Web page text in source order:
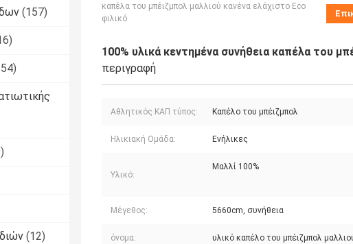
(157)
(12)
καπέλα του μπέιζμπολ μαλλιού κανένα ελάχιστο Eco
φιλικό
100% υλικά κεντημένα συνήθεια καπέλα του
περιγραφή
Αθλητικός ΚΑΠ τύπος: Καπέλο του μπέιζμπολ
Ηλικιακή Ομάδα: Ενήλικες
Υλικό:
Μαλλί 100%
Μέγεθος: 5660cm, συνήθεια
όνομα: υλικό καπέλο του μπέιζμπολ